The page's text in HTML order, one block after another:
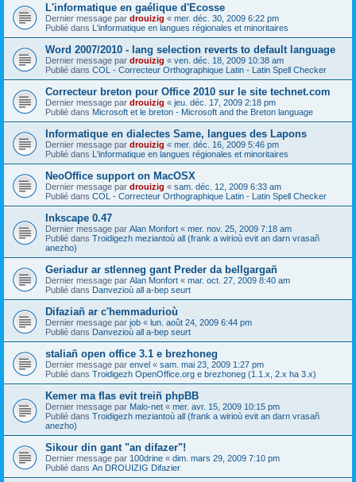
L'informatique en gaélique d'Ecosse
Dernier message par drouizig « mer. déc. 30, 2009 6:22 pm
Publié dans L'informatique en langues régionales et minoritaires
Word 2007/2010 - lang selection reverts to default language
Dernier message par drouizig « ven. déc. 18, 2009 10:38 am
Publié dans COL - Correcteur Orthographique Latin - Latin Spell Checker
Correcteur breton pour Office 2010 sur le site technet.com
Dernier message par drouizig « jeu. déc. 17, 2009 2:18 pm
Publié dans Microsoft et le breton - Microsoft and the Breton language
Informatique en dialectes Same, langues des Lapons
Dernier message par drouizig « mer. déc. 16, 2009 5:46 pm
Publié dans L'informatique en langues régionales et minoritaires
NeoOffice support on MacOSX
Dernier message par drouizig « sam. déc. 12, 2009 6:33 am
Publié dans COL - Correcteur Orthographique Latin - Latin Spell Checker
Inkscape 0.47
Dernier message par Alan Monfort « mer. nov. 25, 2009 7:18 am
Publié dans Troidigezh meziantoù all (frank a wirioù evit an darn vrasañ
anezho)
Geriadur ar stlenneg gant Preder da bellgargañ
Dernier message par Alan Monfort « mar. oct. 27, 2009 8:40 am
Publié dans Danvezioù all a-bep seurt
Difaziañ ar c'hemmadurioù
Dernier message par job « lun. août 24, 2009 6:44 pm
Publié dans Danvezioù all a-bep seurt
staliañ open office 3.1 e brezhoneg
Dernier message par envel « sam. mai 23, 2009 1:27 pm
Publié dans Troidigezh OpenOffice.org e brezhoneg (1.1.x, 2.x ha 3.x)
Kemer ma flas evit treiñ phpBB
Dernier message par Malo-net « mer. avr. 15, 2009 10:15 pm
Publié dans Troidigezh meziantoù all (frank a wirioù evit an darn vrasañ
anezho)
Sikour din gant "an difazer"!
Dernier message par 100drine « dim. mars 29, 2009 7:10 pm
Publié dans An DROUIZIG Difazier